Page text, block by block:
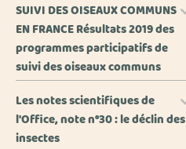
SUIVI DES OISEAUX COMMUNS
EN FRANCE Résultats 2019 des
programmes participatifs de
suivi des oiseaux communs
Les notes scientifiques de
l'Office, note n°30 : le déclin des
insectes